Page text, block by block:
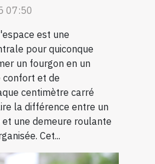
07:50
est une
pour quiconque
un fourgon en un
confort et de
centimètre carré
la différence entre un
une demeure roulante
Cet...